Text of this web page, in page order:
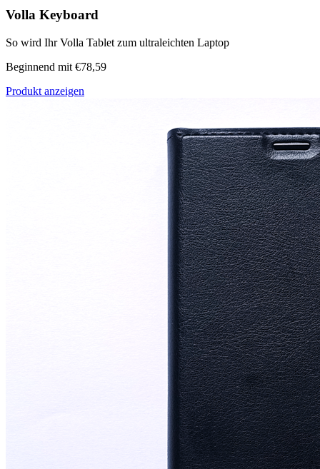
Volla Keyboard
So wird Ihr Volla Tablet zum ultraleichten Laptop
Beginnend mit €78,59
Produkt anzeigen